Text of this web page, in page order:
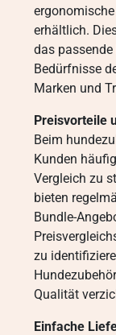
erhältlich.
das
Bedürfnisse
Marken und
Preisvorteile
Beim
Kunden
Vergleich zu
bieten
Bundle-
zu
Qualität
Einfache